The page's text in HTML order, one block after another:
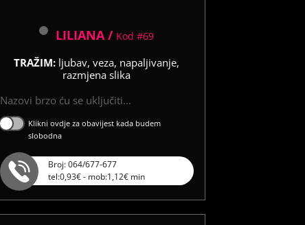
LILIANA / Kod #69
TRAŽIM: ljubav, veza, napaljivanje,
razmjena slika
Nazovi brzo ću se uključiti...
Klikni ovdje za obavijest kada budem
slobodna
Broj: 064/677-677
tel:0,93€ - mob:1,12€ min